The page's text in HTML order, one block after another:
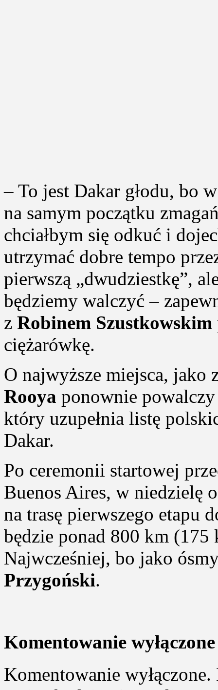
– To jest Dakar głodu, bo
na samym początku
chciałbym się odkuć i
utrzymać dobre tempo
pierwszą „dwudziestkę”,
będziemy walczyć –
z Robinem Szustkowskim
ciężarówkę.
O najwyższe miejsca, jako
Rooya ponownie
który uzupełnia listę
Dakar.
Po ceremonii startowej
Buenos Aires, w niedzielę
na trasę pierwszego etapu
będzie ponad 800 km
Najwcześniej, bo jako
Przygoński.
Komentowanie wyłączone
Komentowanie